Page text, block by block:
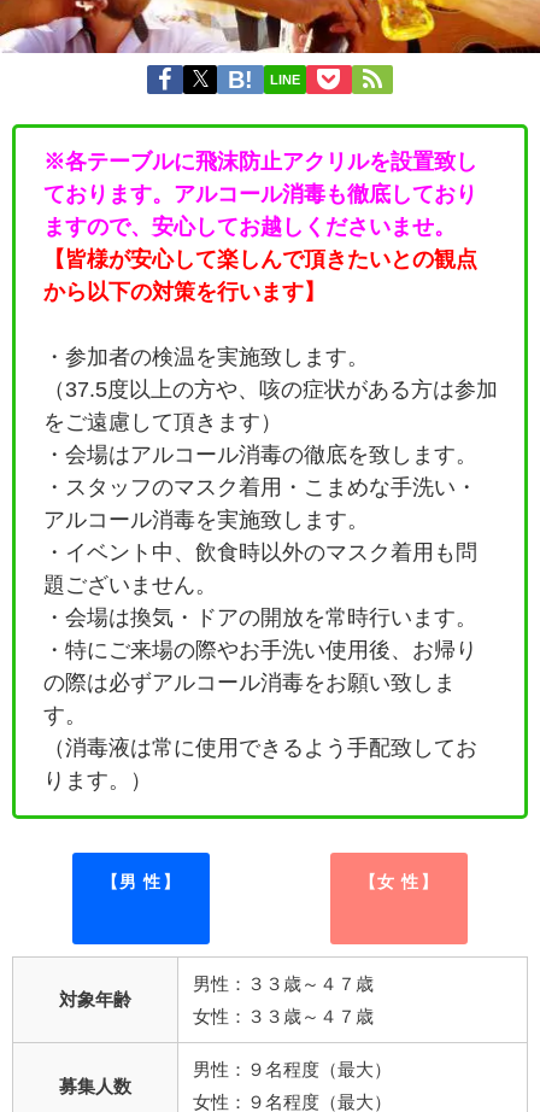
LINE
※各テーブルに飛沫防止アクリルを設置致し
ております。アルコール消毒も徹底しており
ますので、安心してお越しくださいませ。
【皆様が安心して楽しんで頂きたいとの観点
から以下の対策を行います】
・参加者の検温を実施致します。
（37.5度以上の方や、咳の症状がある方は参加
をご遠慮して頂きます）
・会場はアルコール消毒の徹底を致します。
・ スタッフのマスク着用・こまめな手洗い・
アルコール消毒を実施致します。
・イベント中、飲食時以外のマスク着用も問
題ございません。
・会場は換気・ドアの開放を常時行います。
・特にご来場の際やお手洗い使用後、お帰り
の際は必ずアルコール消毒をお願い致しま
す。
（消毒液は常に使用できるよう手配致してお
ります。）
【男 性】 【女 性】
対象年齢
男性：３３歳～４７歳
女性：３３歳～４７歳
募集人数
男性：９名程度（最大）
女性：９名程度（最大）